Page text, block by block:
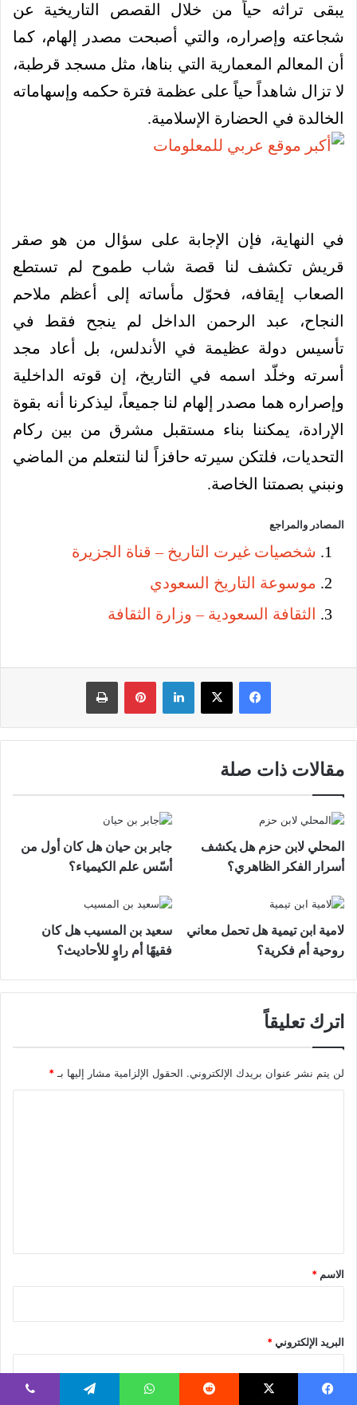
يبقى تراثه حياً من خلال القصص التاريخية عن
شجاعته وإصراره، والتي أصبحت مصدر إلهام، كما
أن المعالم المعمارية التي بناها، مثل مسجد قرطبة،
لا تزال شاهداً حياً على عظمة فترة حكمه وإسهاماته
الخالدة في الحضارة الإسلامية.
في النهاية، فإن الإجابة على سؤال من هو صقر
قريش تكشف لنا قصة شاب طموح لم تستطع
الصعاب إيقافه، فحوّل مأساته إلى أعظم ملاحم
النجاح، عبد الرحمن الداخل لم ينجح فقط في
تأسيس دولة عظيمة في الأندلس، بل أعاد مجد
أسرته وخلّد اسمه في التاريخ، إن قوته الداخلية
وإصراره هما مصدر إلهام لنا جميعاً، ليذكرنا أنه بقوة
الإرادة، يمكننا بناء مستقبل مشرق من بين ركام
التحديات، فلتكن سيرته حافزاً لنا لنتعلم من الماضي
ونبني بصمتنا الخاصة.
المصادر والمراجع
شخصيات غيرت التاريخ – قناة الجزيرة
موسوعة التاريخ السعودي
الثقافة السعودية – وزارة الثقافة
فيسبوك لينكدإن بينتيريست
مقالات ذات صلة
المحلي لابن حزم هل يكشف
أسرار الفكر الظاهري؟
جابر بن حيان هل كان أول من
أسّس علم الكيمياء؟
لامية ابن تيمية هل تحمل معاني
روحية أم فكرية؟
سعيد بن المسيب هل كان
فقيهًا أم راوٍ للأحاديث؟
اترك تعليقاً
لن يتم نشر عنوان بريدك الإلكتروني. الحقول الإلزامية مشار إليها بـ *
*
الاسم *
البريد الإلكتروني*